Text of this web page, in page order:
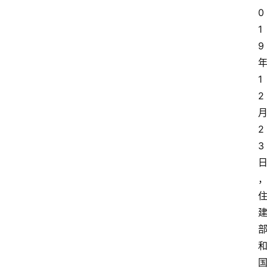
0
1
9
年
1
2
月
2
3
日
，
住
建
部
和
国